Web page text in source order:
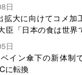
日
拡大に向けてコメ加
臣「日本の食は世界
けて、米輸出需要の
日
イン傘下の新体制
に転換